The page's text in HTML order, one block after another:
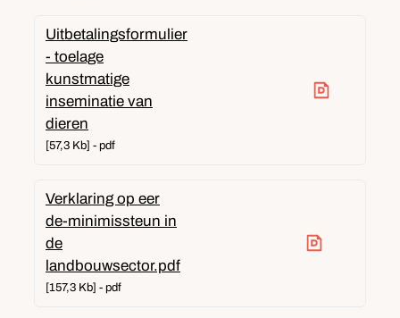
Uitbetalingsformulier
- toelage
kunstmatige
inseminatie van
dieren
57,3 Kb pdf
Verklaring op eer
de-minimissteun in
de
landbouwsector.pdf
157,3 Kb pdf